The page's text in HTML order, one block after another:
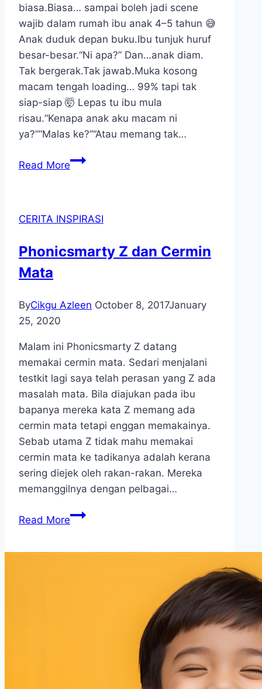
biasa.Biasa… sampai boleh jadi scene
wajib dalam rumah ibu anak 4–5 tahun 😅
Anak duduk depan buku.Ibu tunjuk huruf
besar-besar.“Ni apa?” Dan…anak diam.
Tak bergerak.Tak jawab.Muka kosong
macam tengah loading… 99% tapi tak
siap-siap 🤯 Lepas tu ibu mula
risau.“Kenapa anak aku macam ni
ya?”“Malas ke?”“Atau memang tak…
Read MoreBila
Huruf,
Bukan
CERITA INSPIRASI
Phonicsmarty Z dan Cermin
Mata
ByCikgu Azleen October 8, 2017January
25, 2020
Malam ini Phonicsmarty Z datang
memakai cermin mata. Sedari menjalani
testkit lagi saya telah perasan yang Z ada
masalah mata. Bila diajukan pada ibu
bapanya mereka kata Z memang ada
cermin mata tetapi enggan memakainya.
Sebab utama Z tidak mahu memakai
cermin mata ke tadikanya adalah kerana
sering diejek oleh rakan-rakan. Mereka
memanggilnya dengan pelbagai…
Read MorePhonicsmarty